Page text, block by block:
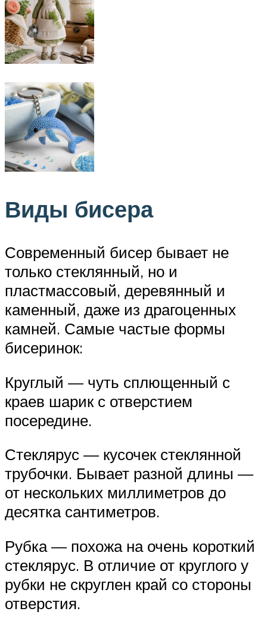
Виды бисера
Современный бисер бывает не
только стеклянный, но и
пластмассовый, деревянный и
каменный, даже из драгоценных
камней. Самые частые формы
бисеринок:
Круглый — чуть сплющенный с
краев шарик с отверстием
посередине.
Стеклярус — кусочек стеклянной
трубочки. Бывает разной длины —
от нескольких миллиметров до
десятка сантиметров.
Рубка — похожа на очень короткий
стеклярус. В отличие от круглого у
рубки не скруглен край со стороны
отверстия.